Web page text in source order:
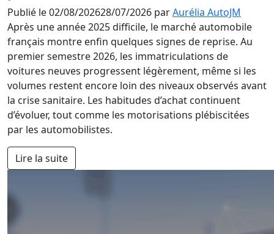
Publié le02/08/202628/07/2026 parAurélia AutoJM
Après une année 2025 difficile, le marché automobile
français montre enfin quelques signes de reprise. Au
premier semestre 2026, les immatriculations de
voitures neuves progressent légèrement, même si les
volumes restent encore loin des niveaux observés avant
la crise sanitaire. Les habitudes d’achat continuent
d’évoluer, tout comme les motorisations plébiscitées
par les automobilistes.
Lire la suite